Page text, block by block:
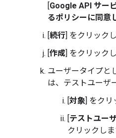
[Google API サー
るポリシーに同意
[続行] をクリックし
[作成] をクリックし
ユーザータイプと
は、テストユーザ
[対象] をクリ
[テストユー
クリックしま